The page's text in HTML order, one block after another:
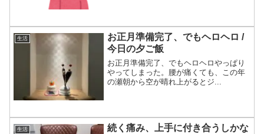
生活
お正月準備完了、でもヘロヘロ /
今日の夕ご飯
お正月準備完了、でもヘロヘロやっぱり
やってしまった。腰が痛くても、この年
の瀬朝から空が晴れ上がるとジ...
生活
続く痛み、上手に付き合うしかな